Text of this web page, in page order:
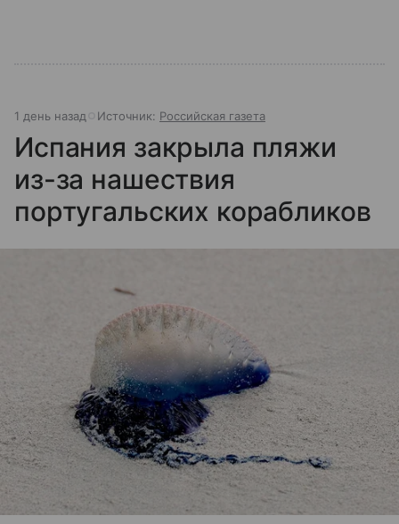
1 день назад Источник: Российская газета
Испания закрыла пляжи
из-за нашествия
португальских корабликов